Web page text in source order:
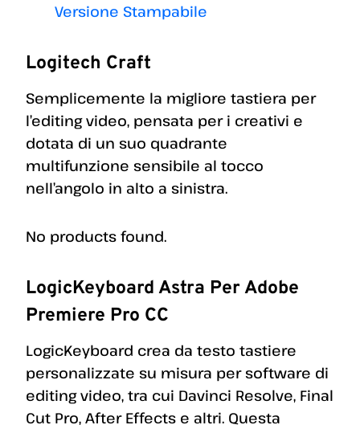
Versione Stampabile
Logitech Craft
Semplicemente la migliore tastiera per
l’editing video, pensata per i creativi e
dotata di un suo quadrante
multifunzione sensibile al tocco
nell’angolo in alto a sinistra.
No products found.
LogicKeyboard Astra Per Adobe
Premiere Pro CC
LogicKeyboard crea da testo tastiere
personalizzate su misura per software di
editing video, tra cui Davinci Resolve, Final
Cut Pro, After Effects e altri. Questa